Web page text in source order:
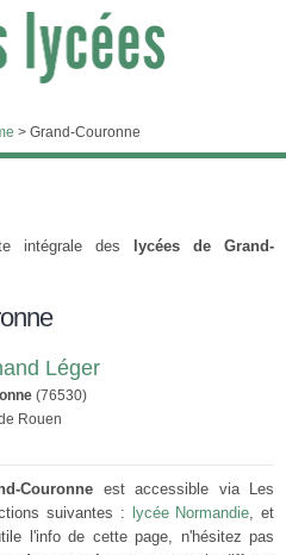
> Grand-Couronne
intégrale des
lycées de Grand-
Léger
(76530)
Rouen
Couronne est accessible via Les
suivantes :
lycée Normandie, et
l'info de cette page, n'hésitez pas